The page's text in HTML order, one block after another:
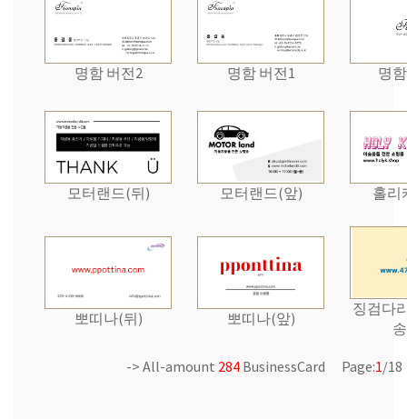
명함 버전2 명함 버전1 명
모터랜드(뒤) 모터랜드(앞) 홀리
뽀띠나(뒤) 뽀띠나(앞)
징검다
-> All-amount 284 BusinessCard Page:1/